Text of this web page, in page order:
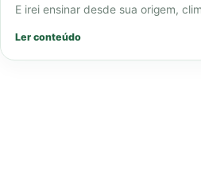
E irei ensinar desde sua origem,
Ler conteúdo